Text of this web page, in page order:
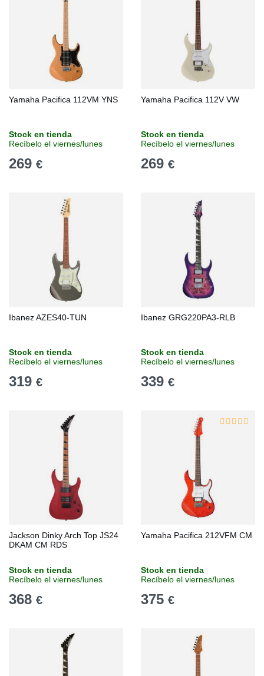
Yamaha Pacifica 112VM YNS
Stock en tienda
Recíbelo el viernes/lunes
269 €
Yamaha Pacifica 112V VW
Stock en tienda
Recíbelo el viernes/lunes
269 €
Ibanez AZES40-TUN
Stock en tienda
Recíbelo el viernes/lunes
319 €
Ibanez GRG220PA3-RLB
Stock en tienda
Recíbelo el viernes/lunes
339 €
Jackson Dinky Arch Top JS24
DKAM CM RDS
Stock en tienda
Recíbelo el viernes/lunes
368 €
Yamaha Pacifica 212VFM CM
Stock en tienda
Recíbelo el viernes/lunes
375 €